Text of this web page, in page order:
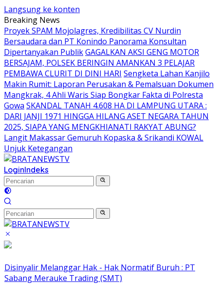
Langsung ke konten
Breaking News
Proyek SPAM Mojolagres, Kredibilitas CV Nurdin
Bersaudara dan PT Konindo Panorama Konsultan
Dipertanyakan PublikGAGALKAN AKSI GENG MOTOR
BERSAJAM, POLSEK BERINGIN AMANKAN 3 PELAJAR
PEMBAWA CLURIT DI DINI HARI Sengketa Lahan Kanjilo
Makin Rumit: Laporan Perusakan & Pemalsuan Dokumen
Mangkrak, 4 Ahli Waris Siap Bongkar Fakta di Polresta
Gowa SKANDAL TANAH 4.608 HA DI LAMPUNG UTARA :
DARI JANJI 1971 HINGGA HILANG ASET NEGARA TAHUN
2025, SIAPA YANG MENGKHIANATI RAKYAT ABUNG?
Langit Makassar Gemuruh Kopaska & Srikandi KOWAL
Unjuk Ketegangan
LoginIndeks
Disinyalir Melanggar Hak - Hak Normatif Buruh : PT
Sabang Merauke Trading (SMT)